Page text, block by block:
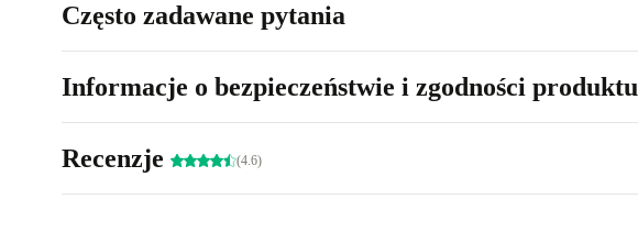
Często zadawane pytania
Informacje o bezpieczeństwie i zgodności produktu
Recenzje (4.6)